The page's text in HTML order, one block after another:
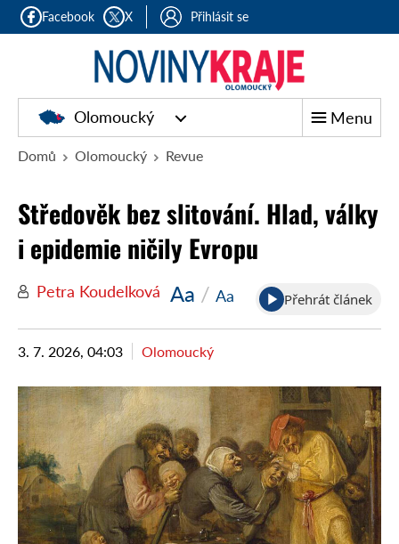
Facebook X Přihlásit se
Olomoucký Menu
Domů Olomoucký Revue
Středověk bez slitování. Hlad, války
i epidemie ničily Evropu
Petra Koudelková Aa / Aa Přehrát článek
3. 7. 2026, 04:03 Olomoucký